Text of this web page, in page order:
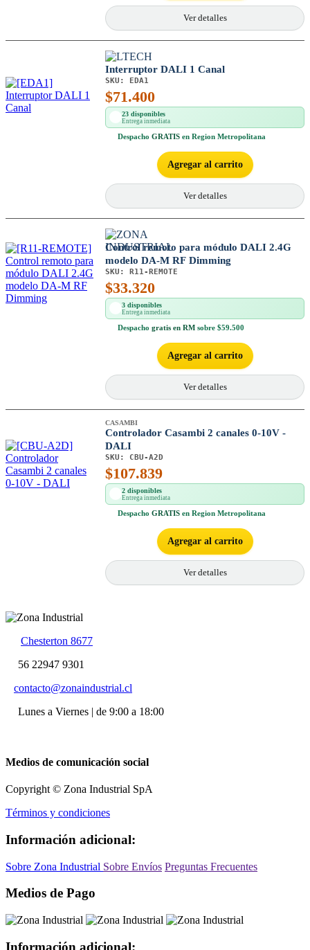
Ver detalles
Interruptor DALI 1 Canal
SKU: EDA1
$71.400
23 disponibles
Entrega inmediata
Despacho GRATIS en Region Metropolitana
Agregar al carrito
Ver detalles
Control remoto para módulo DALI 2.4G
modelo DA-M RF Dimming
SKU: R11-REMOTE
$33.320
3 disponibles
Entrega inmediata
Despacho gratis en RM sobre $59.500
Agregar al carrito
Ver detalles
CASAMBI
Controlador Casambi 2 canales 0-10V -
DALI
SKU: CBU-A2D
$107.839
2 disponibles
Entrega inmediata
Despacho GRATIS en Region Metropolitana
Agregar al carrito
Ver detalles
Chesterton 8677
56 22947 9301
contacto@zonaindustrial.cl
Lunes a Viernes | de 9:00 a 18:00
Medios de comunicación social
Copyright © Zona Industrial SpA
Términos y condiciones
Información adicional:
Sobre Zona Industrial Sobre Envíos Preguntas Frecuentes
Medios de Pago
Información adicional: